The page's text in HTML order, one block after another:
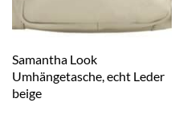
Samantha Look
Umhängetasche, echt Leder
beige